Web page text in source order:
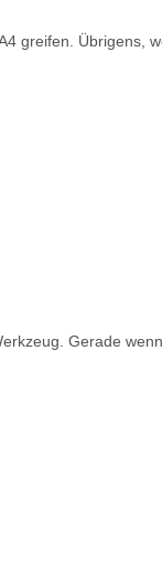
greifen. Übrigens,
Gerade